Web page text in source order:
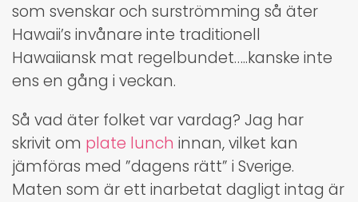
som svenskar och surströmming så äter
Hawaii’s invånare inte traditionell
Hawaiiansk mat regelbundet…..kanske inte
ens en gång i veckan.
Så vad äter folket var vardag? Jag har
skrivit om plate lunch innan, vilket kan
jämföras med ”dagens rätt” i Sverige.
Maten som är ett inarbetat dagligt intag är